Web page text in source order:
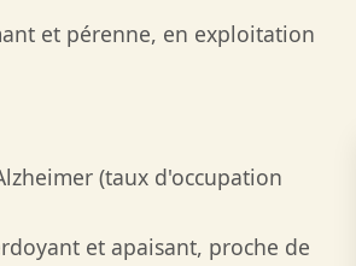
et pérenne, en exploitation
(taux d'occupation
et apaisant, proche de